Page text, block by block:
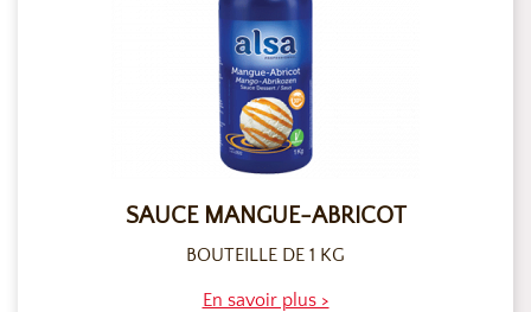
SAUCE MANGUE-ABRICOT
BOUTEILLE DE 1 KG
En savoir plus >